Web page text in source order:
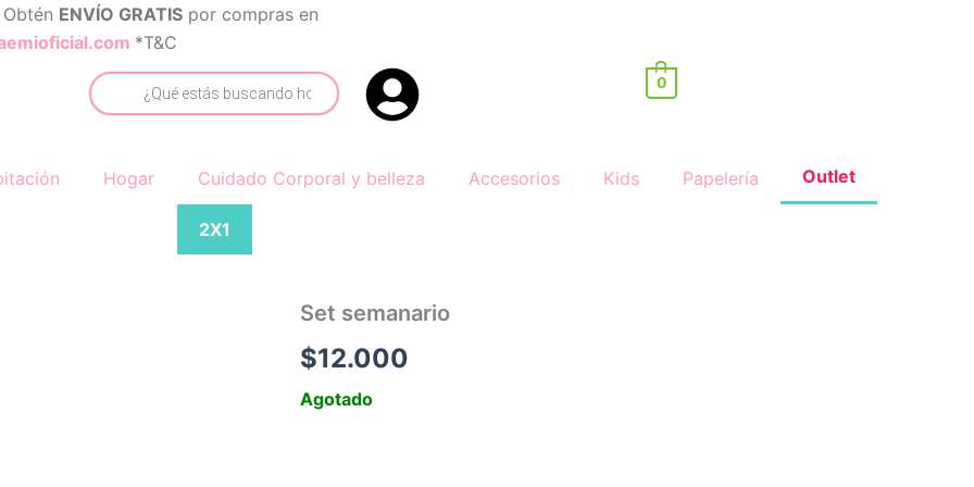
Obtén ENVÍO GRATISpor compras en
*T&C
Búsqueda
de
productos
0
Hogar Cuidado Corporal y belleza Accesorios Kids Papelería Outlet
2X1
Set semanario
$12.000
Agotado